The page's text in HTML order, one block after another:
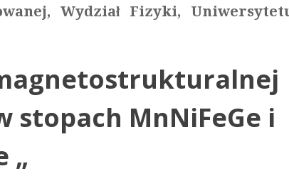
Wydział Fizyki,
MnNiFeGe i
„